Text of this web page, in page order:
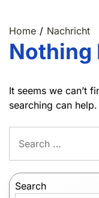
Home Nachricht
Nothing
It seems we can’t
searching can help.
for:
Search